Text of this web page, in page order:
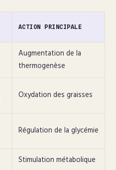
ACTION PRINCIPALE
Augmentation de la
thermogenèse
Oxydation des graisses
Régulation de la glycémie
Stimulation métabolique